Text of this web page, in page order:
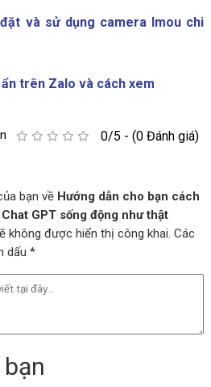
và sử dụng camera Imou chi
trên Zalo và cách xem
0/5 - (0 Đánh giá)
bạn về Hướng dẫn cho bạn cách
GPT sống động như thật
không được hiển thị công khai. Các
dấu *